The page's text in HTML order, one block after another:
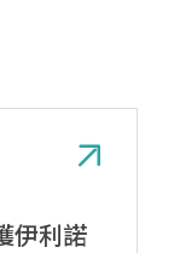
伊利諾